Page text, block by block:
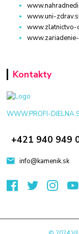
www.uni-
www.zlatnictvo-
Kontakty
WWW.PROFI-
+421 940 949
info@kamenik.sk